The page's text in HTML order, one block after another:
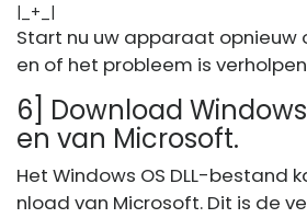
|_+_|
Start nu uw apparaat opnieuw
en of het probleem is
6] Download
en van Microsoft.
Het Windows OS DLL-bestand
nload van Microsoft. Dit is de